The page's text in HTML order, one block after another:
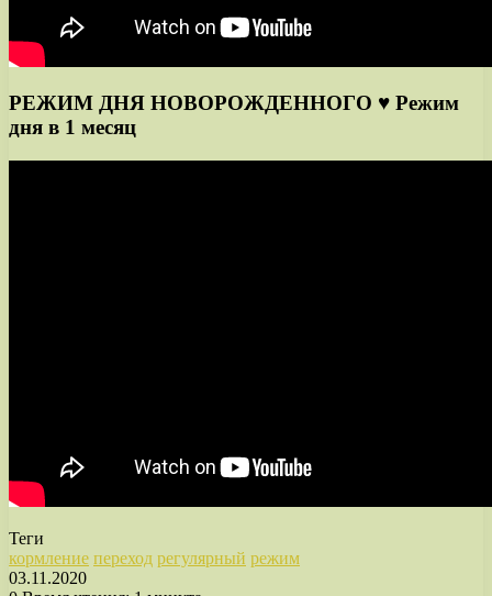
РЕЖИМ ДНЯ НОВОРОЖДЕННОГО ♥ Режим
дня в 1 месяц
Теги
кормление переход регулярный режим
03.11.2020